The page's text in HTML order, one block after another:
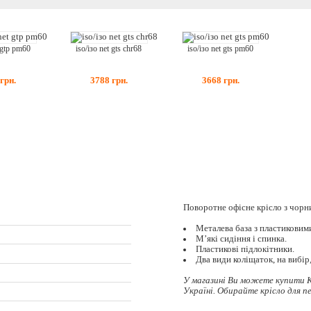
pm60
грн.
iso/ізо net gts chr68
3788 грн.
iso/ізо net gts pm60
3668 грн.
Поворотне офісне крісло з
Металева база з
М’які сидіння і спинка.
Пластикові підлокітники.
Два види коліщаток, на
У магазині Ви можете купити
Україні. Обирайте крісло для